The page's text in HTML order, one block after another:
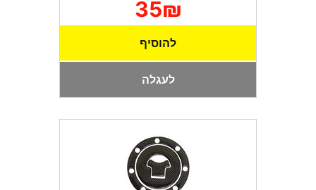
35₪
להוסיף
לעגלה